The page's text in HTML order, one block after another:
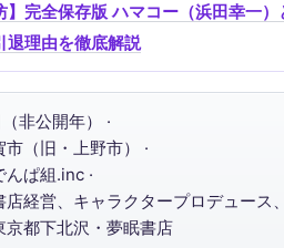
】完全保存版 ハマコー（浜田幸一
退理由を徹底解説
非公開年） ·
市（旧・上野市） ·
んぱ組.inc ·
店経営、キャラクタープロデュース
京都下北沢・夢眠書店